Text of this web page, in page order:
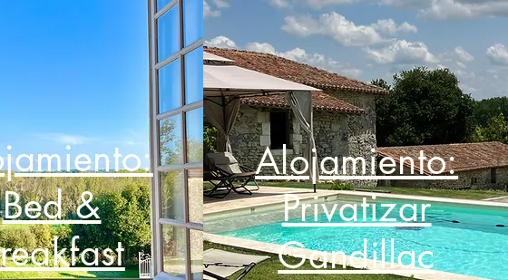
Bed &
Alojamiento:
Privatizar
Gandillac